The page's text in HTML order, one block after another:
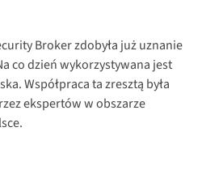
Broker zdobyła już uznanie
co dzień wykorzystywana jest
Współpraca ta zresztą była
ekspertów w obszarze